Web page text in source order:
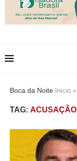
Boca da Noite Início »
TAG: ACUSAÇÃO